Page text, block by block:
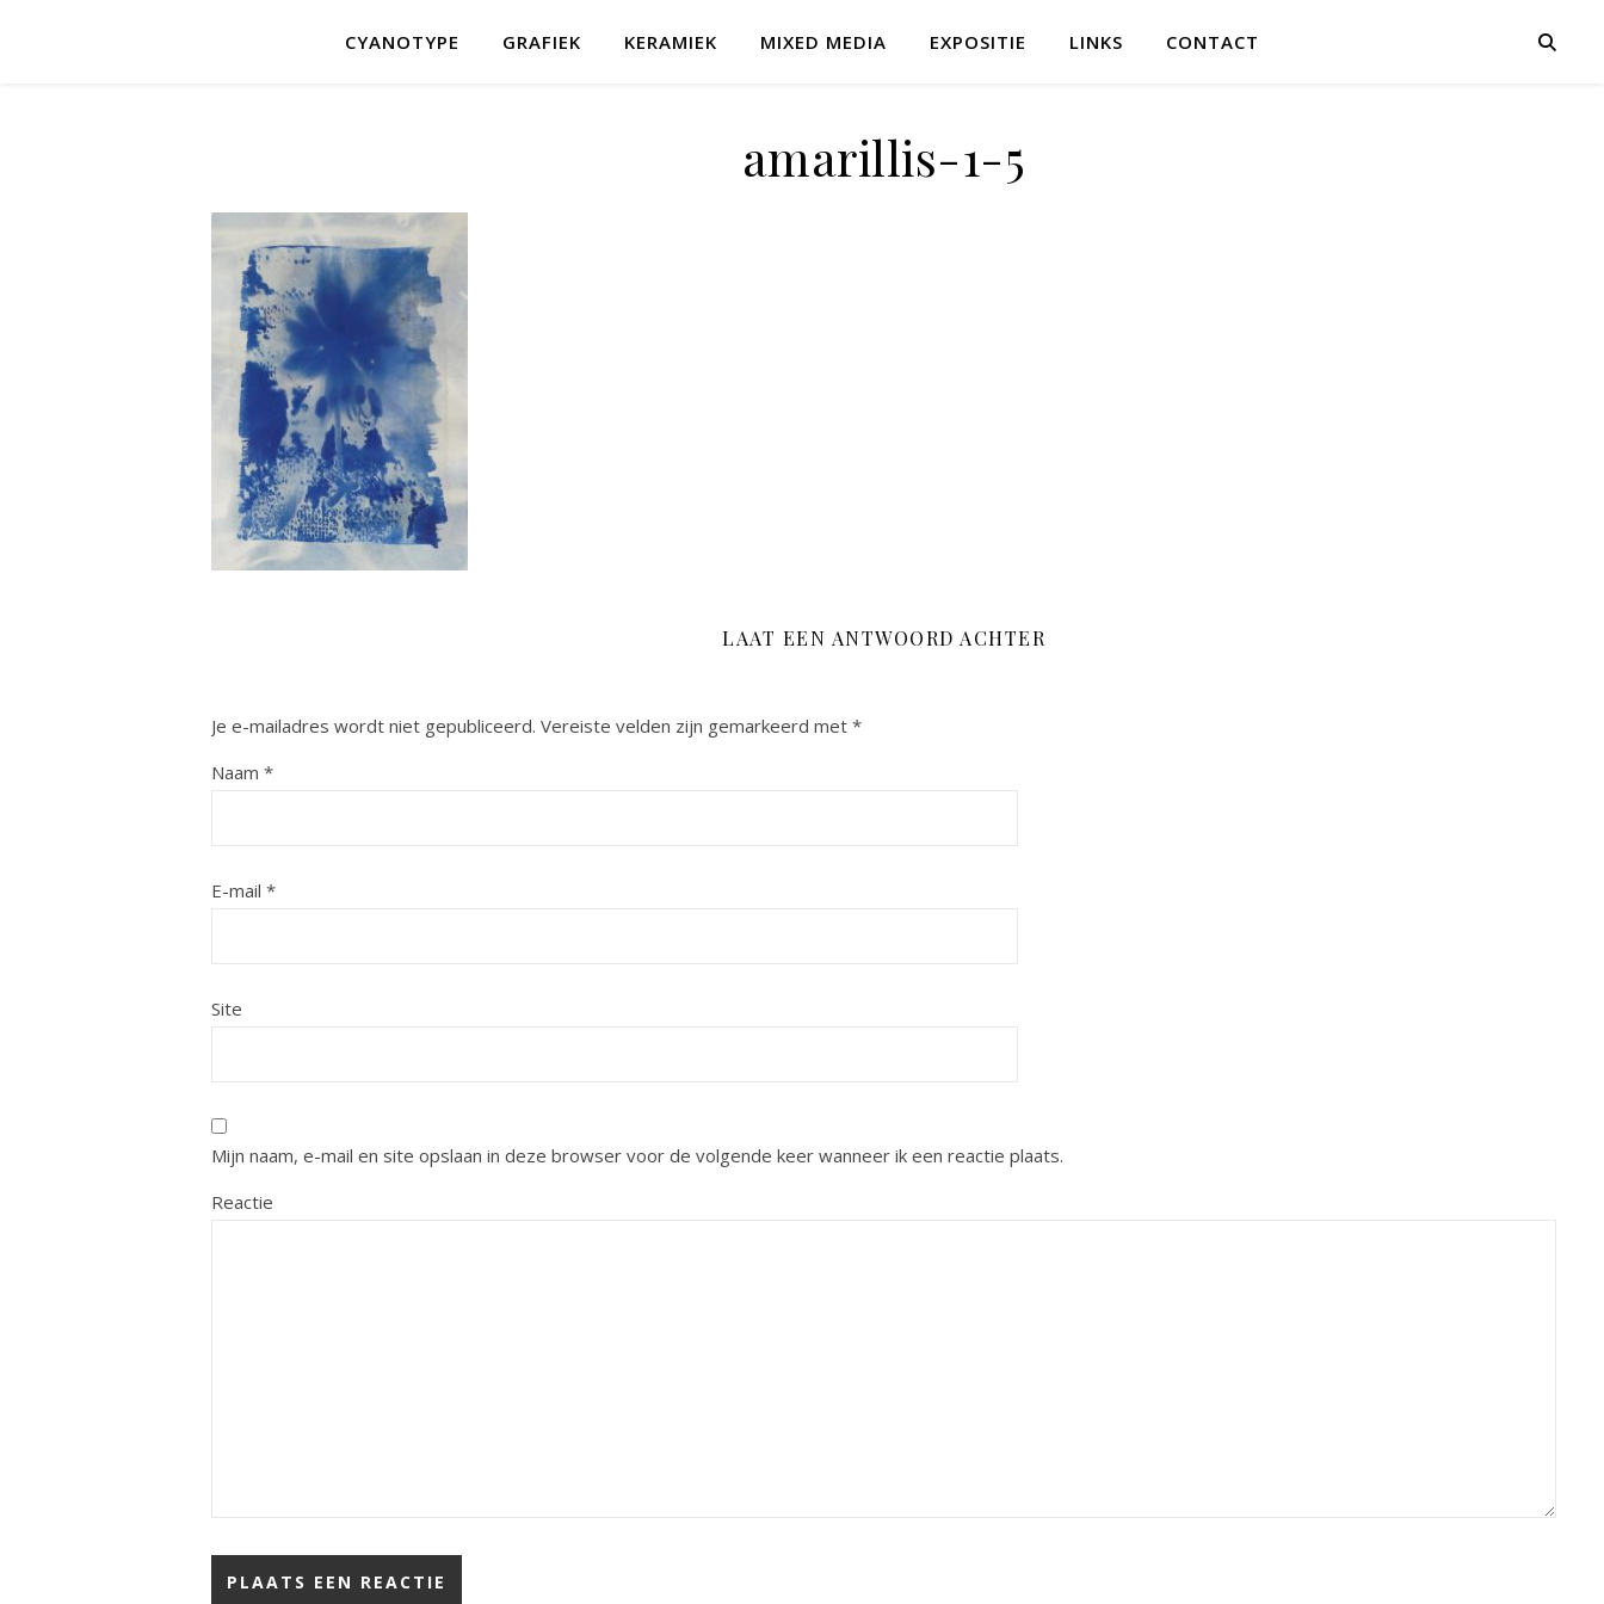
CYANOTYPE GRAFIEK KERAMIEK MIXED MEDIA EXPOSITIE LINKS CONTACT
amarillis-1-5
LAAT EEN ANTWOORD ACHTER
Je e-mailadres wordt niet gepubliceerd. Vereiste velden zijn gemarkeerd met *
Naam *
E-mail *
Site
Mijn naam, e-mail en site opslaan in deze browser voor de volgende keer wanneer ik een reactie plaats.
Reactie